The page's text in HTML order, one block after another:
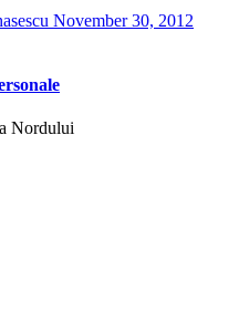
November 30, 2012